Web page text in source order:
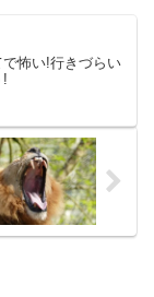
怖い!行きづらい
!